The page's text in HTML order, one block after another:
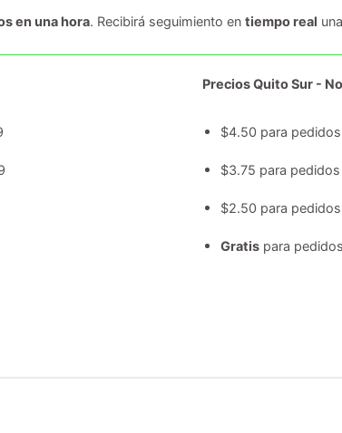
en una hora. Recibirá seguimiento en tiempo real
Precios Quito Sur -
$4.50 para
$3.75 para
$2.50 para
Gratispara